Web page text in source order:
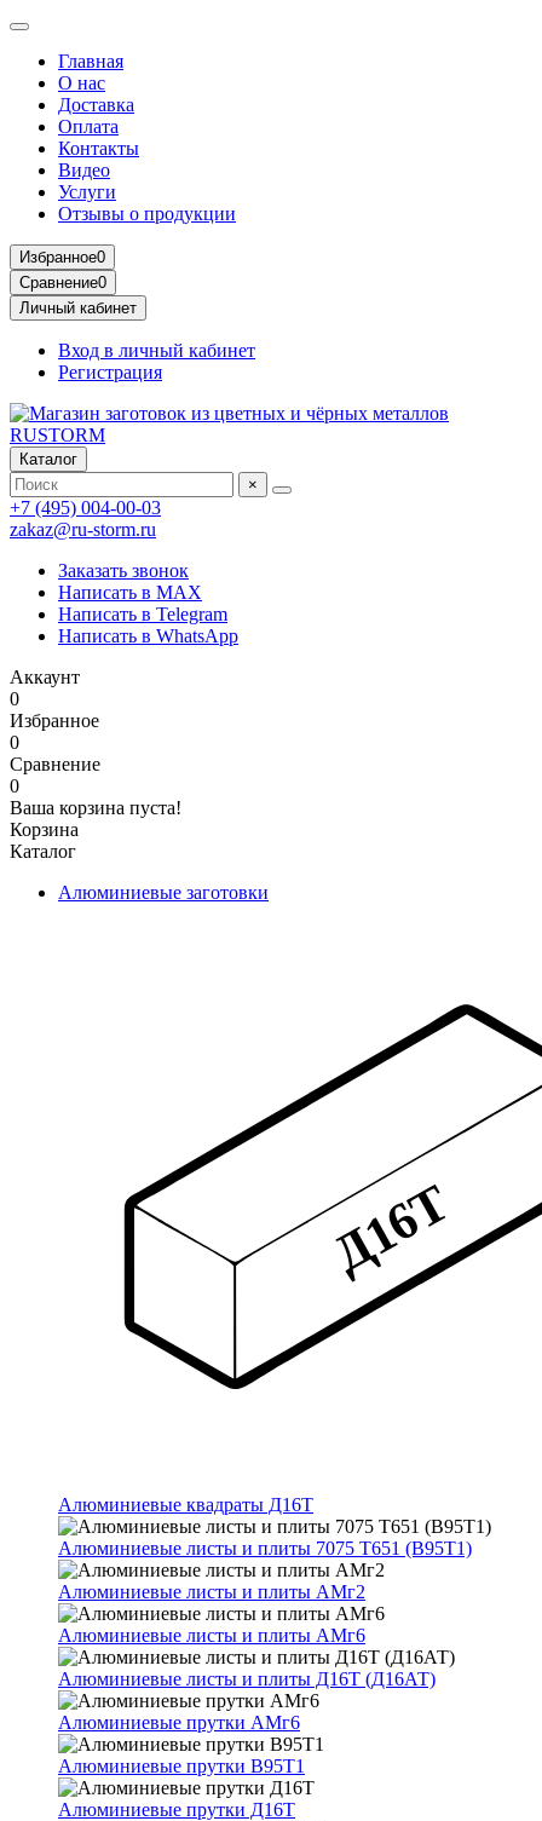
Главная
О нас
Доставка
Оплата
Контакты
Видео
Услуги
Отзывы о продукции
Избранное0
Сравнение0
Личный кабинет
Вход в личный кабинет
Регистрация
Каталог
×
+7 (495) 004-00-03
zakaz@ru-storm.ru
Заказать звонок
Написать в MAX
Написать в Telegram
Написать в WhatsApp
Аккаунт
0
Избранное
0
Сравнение
0
Ваша корзина пуста!
Корзина
Каталог
Алюминиевые заготовки
Алюминиевые квадраты Д16Т
Алюминиевые листы и плиты 7075 Т651 (В95Т1)
Алюминиевые листы и плиты АМг2
Алюминиевые листы и плиты АМг6
Алюминиевые листы и плиты Д16Т (Д16АТ)
Алюминиевые прутки АМг6
Алюминиевые прутки В95Т1
Алюминиевые прутки Д16Т